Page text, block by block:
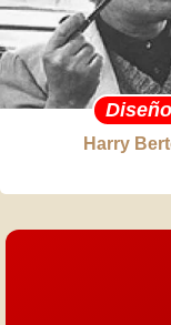
Diseño
Harry